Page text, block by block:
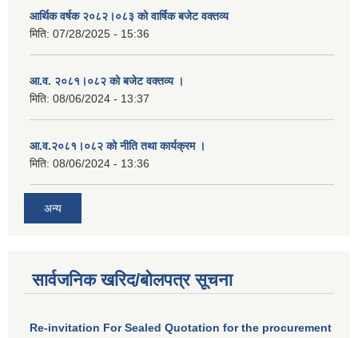
आर्थिक वर्षक २०८२।०८३ को वार्षिक बजेट वक्तव्य
मिति: 07/28/2025 - 15:36
आ.व. २०८१।०८२ को बजेट वक्तव्य ।
मिति: 08/06/2024 - 13:37
आ.व.२०८१।०८२ को नीति तथा कार्यक्रम ।
मिति: 08/06/2024 - 13:36
अन्य
सार्वजनिक खरिद/बोलपत्र सूचना
Re-invitation For Sealed Quotation for the procurement